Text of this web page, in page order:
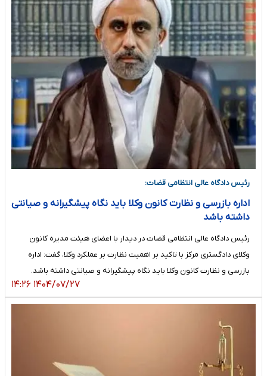
رئیس دادگاه عالی انتظامی قضات:
اداره بازرسی و نظارت کانون وکلا باید نگاه پیشگیرانه و صیانتی
داشته باشد
رئیس دادگاه عالی انتظامی قضات در دیدار با اعضای هیئت مدیره کانون
وکلای دادگستری مرکز با تاکید بر اهمیت نظارت بر عملکرد وکلا، گفت: اداره
بازرسی و نظارت کانون وکلا باید نگاه پیشگیرانه و صیانتی داشته باشد.
۱۴۰۴/۰۷/۲۷ ۱۴:۲۶